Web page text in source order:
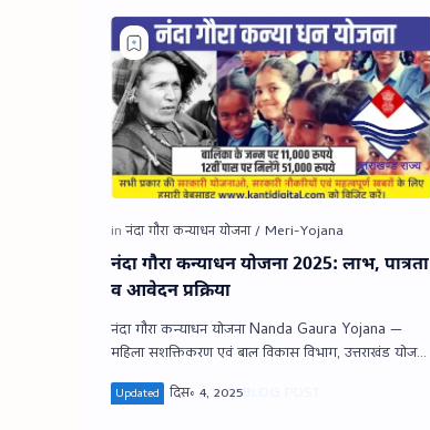
नंदा गौरा कन्याधन योजना 2025: लाभ, पात्रता
व आवेदन प्रक्रिया
नंदा गौरा कन्‍याधन योजना Nanda Gaura Yojana —
महिला सशक्तिकरण एवं बाल विकास विभाग, उत्तराखंड योजना